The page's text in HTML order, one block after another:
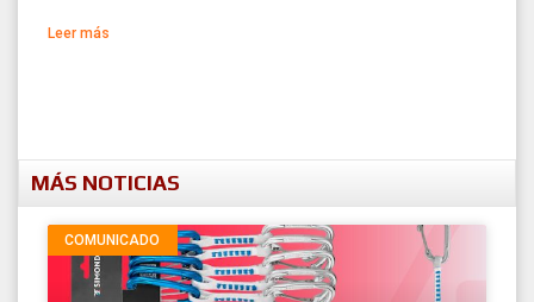
Leer más
MÁS NOTICIAS
COMUNICADO